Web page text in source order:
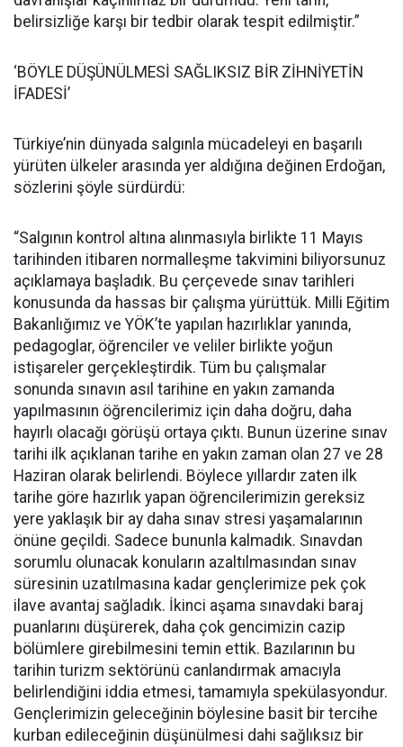
belirsizliğe karşı bir tedbir olarak tespit edilmiştir.”
‘BÖYLE DÜŞÜNÜLMESİ SAĞLIKSIZ BİR ZİHNİYETİN
İFADESİ’
Türkiye’nin dünyada salgınla mücadeleyi en başarılı
yürüten ülkeler arasında yer aldığına değinen Erdoğan,
sözlerini şöyle sürdürdü:
“Salgının kontrol altına alınmasıyla birlikte 11 Mayıs
tarihinden itibaren normalleşme takvimini biliyorsunuz
açıklamaya başladık. Bu çerçevede sınav tarihleri
konusunda da hassas bir çalışma yürüttük. Milli Eğitim
Bakanlığımız ve YÖK’te yapılan hazırlıklar yanında,
pedagoglar, öğrenciler ve veliler birlikte yoğun
istişareler gerçekleştirdik. Tüm bu çalışmalar
sonunda sınavın asıl tarihine en yakın zamanda
yapılmasının öğrencilerimiz için daha doğru, daha
hayırlı olacağı görüşü ortaya çıktı. Bunun üzerine sınav
tarihi ilk açıklanan tarihe en yakın zaman olan 27 ve 28
Haziran olarak belirlendi. Böylece yıllardır zaten ilk
tarihe göre hazırlık yapan öğrencilerimizin gereksiz
yere yaklaşık bir ay daha sınav stresi yaşamalarının
önüne geçildi. Sadece bununla kalmadık. Sınavdan
sorumlu olunacak konuların azaltılmasından sınav
süresinin uzatılmasına kadar gençlerimize pek çok
ilave avantaj sağladık. İkinci aşama sınavdaki baraj
puanlarını düşürerek, daha çok gencimizin cazip
bölümlere girebilmesini temin ettik. Bazılarının bu
tarihin turizm sektörünü canlandırmak amacıyla
belirlendiğini iddia etmesi, tamamıyla spekülasyondur.
Gençlerimizin geleceğinin böylesine basit bir tercihe
kurban edileceğinin düşünülmesi dahi sağlıksız bir